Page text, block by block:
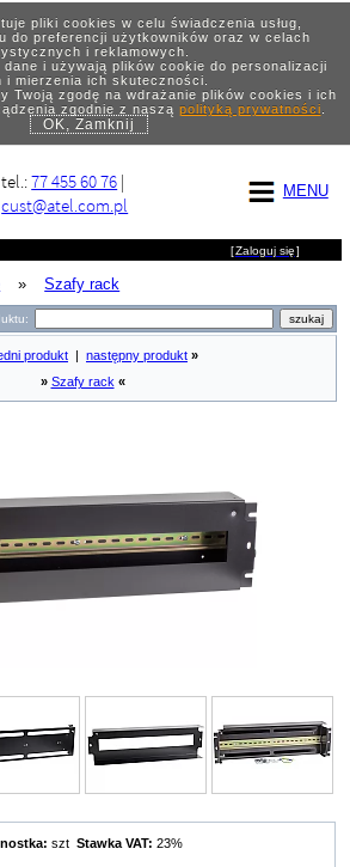
pliki cookies w celu świadczenia usług,
do preferencji użytkowników oraz w celach
i reklamowych.
i używają plików cookie do personalizacji
i mierzenia ich skuteczności.
Twoją zgodę na wdrażanie plików cookies i ich
zgodnie z naszą polityką prywatności.
OK, Zamknij
MENU
tel.:77 455 60 76 |
cust@atel.com.pl
[Zaloguj się]
» Szafy rack
produkt następny produkt »
» Szafy rack «
sztStawka VAT: 23%